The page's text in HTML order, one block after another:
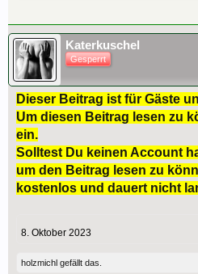
Katerkuschel
Gesperrt
Dieser Beitrag ist für Gäste
Um diesen Beitrag lesen zu
ein.
Solltest Du keinen Account
um den Beitrag lesen zu
kostenlos und dauert nicht
8. Oktober 2023
holzmichl gefällt das.